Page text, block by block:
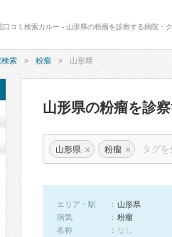
口コミ検索カルー - 山形県の粉瘤を診察する病院・
検索 粉瘤 山形県
山形県の粉瘤を診
山形県 × 粉瘤 ×
エリア・駅
山形県
病気
粉瘤
名称
なし